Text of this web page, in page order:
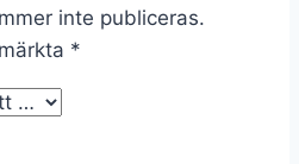
inte publiceras.
*